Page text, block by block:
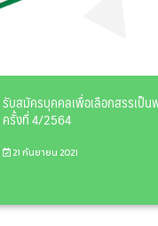
รับสมัครบุคคลเพื่อเลือกสรรเป็น
ครั้งที่ 4/2564
21 กันยายน 2021